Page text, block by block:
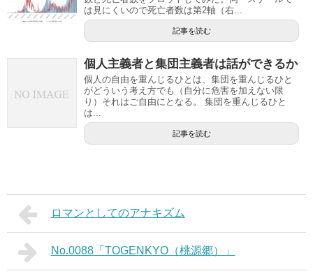
は見にくいので死亡者数は第2軸（右...
記事を読む
個人主義者と集団主義者は話ができるか
個人の自由を重んじるひとは、集団を重んじるひと
がどういう考え方でも（自分に危害を加えない限
り）それはご自由にとなる。 集団を重んじるひと
は...
記事を読む
ロマンとしてのアナキズム
No.0088「TOGENKYO（桃源郷）」